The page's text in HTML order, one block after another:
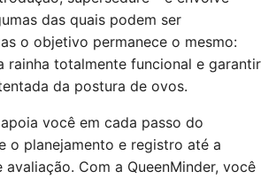
🇵🇹 Portuguese
🇦🇪 Arabic
Balança LabelAbeille®
Capaz® scale
3G
de
das quais podem ser
o objetivo permanece o mesmo:
rainha totalmente funcional e garantir
da postura de ovos.
você em cada passo do
o planejamento e registro até a
Com a QueenMinder, você